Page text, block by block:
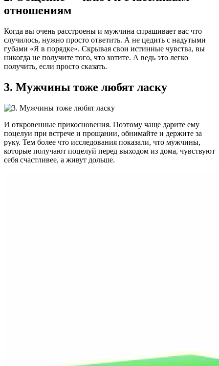
отношениям
Когда вы очень расстроены и мужчина спрашивает вас что
случилось, нужно просто ответить. А не цедить с надутыми
губами «Я в порядке». Скрывая свои истинные чувства, вы
никогда не получите того, что хотите. А ведь это легко
получить, если просто сказать.
3. Мужчины тоже любят ласку
И откровенные прикосновения. Поэтому чаще дарите ему
поцелуи при встрече и прощании, обнимайте и держите за
руку. Тем более что исследования показали, что мужчины,
которые получают поцелуй перед выходом из дома, чувствуют
себя счастливее, а живут дольше.